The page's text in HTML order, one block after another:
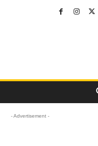
- Advertisement -